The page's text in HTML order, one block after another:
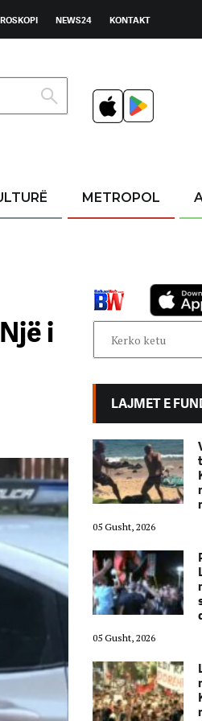
NEWS24 KONTAKT
METROPOL
i
LAJMET E
për
pas incidentit
drejt
thirrjet që
e 67! “Nesër
fjalimet para
nisin
05 Gusht, 2026
05 Gusht, 2026